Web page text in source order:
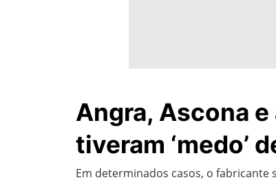
Angra, Ascona
tiveram ‘medo’
Em determinados casos, o